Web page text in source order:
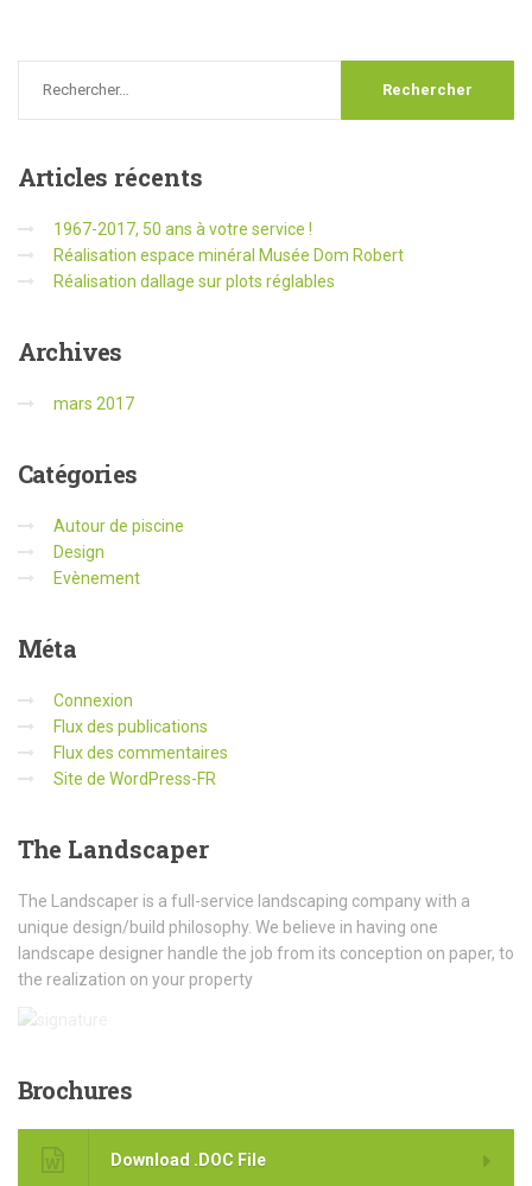
Articles récents
1967-2017, 50 ans à votre service !
Réalisation espace minéral Musée Dom Robert
Réalisation dallage sur plots réglables
Archives
mars 2017
Catégories
Autour de piscine
Design
Evènement
Méta
Connexion
Flux des publications
Flux des commentaires
Site de WordPress-FR
The Landscaper
The Landscaper is a full-service landscaping company with a
unique design/build philosophy. We believe in having one
landscape designer handle the job from its conception on paper, to
the realization on your property
Brochures
Download .DOC File